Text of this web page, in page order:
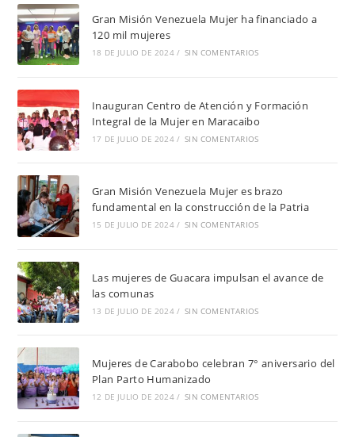
Gran Misión Venezuela Mujer ha financiado a
120 mil mujeres
18 DE JULIO DE 2024 / SIN COMENTARIOS
Inauguran Centro de Atención y Formación
Integral de la Mujer en Maracaibo
17 DE JULIO DE 2024 / SIN COMENTARIOS
Gran Misión Venezuela Mujer es brazo
fundamental en la construcción de la Patria
15 DE JULIO DE 2024 / SIN COMENTARIOS
Las mujeres de Guacara impulsan el avance de
las comunas
13 DE JULIO DE 2024 / SIN COMENTARIOS
Mujeres de Carabobo celebran 7° aniversario del
Plan Parto Humanizado
12 DE JULIO DE 2024 / SIN COMENTARIOS